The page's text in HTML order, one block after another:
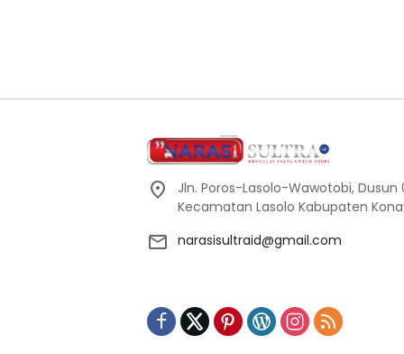
Jln. Poros-Lasolo-Wawotobi, Dusun
Kecamatan Lasolo Kabupaten
narasisultraid@gmail.com